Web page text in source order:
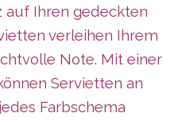
auf Ihren gedeckten
verleihen Ihrem
Note. Mit einer
Servietten an
Farbschema